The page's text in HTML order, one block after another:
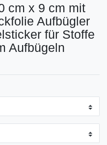
cm x 9 cm mit
Aufbügler
für Stoffe
Aufbügeln